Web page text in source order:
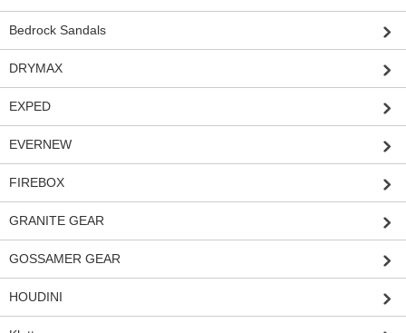
Bedrock Sandals
DRYMAX
EXPED
EVERNEW
FIREBOX
GRANITE GEAR
GOSSAMER GEAR
HOUDINI